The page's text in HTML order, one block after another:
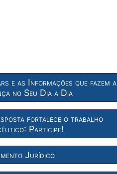
e as Informações que fazem a
no Seu Dia a Dia
fortalece o trabalho
Participe!
Jurídico